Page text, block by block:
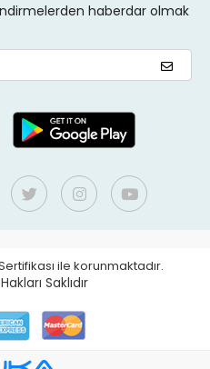
haberdar olmak
ile korunmaktadır.
Saklıdır